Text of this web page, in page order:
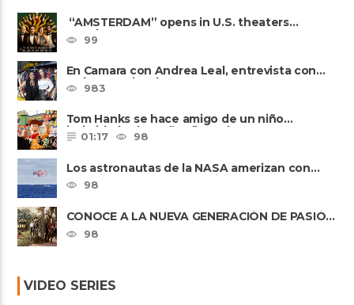
“AMSTERDAM” opens in U.S. theaters
October 7, 2022
99
En Camara con Andrea Leal, entrevista con
Majo Cornejo, Cirque Du ......
983
Tom Hanks se hace amigo de un niño
intimidado de 8 años llamado ......
01:17 98
Los astronautas de la NASA amerizan con
seguridad después del primer ......
98
CONOCE A LA NUEVA GENERACIÓN DE PASIÓN
DE GAVILANES II
98
VIDEO SERIES